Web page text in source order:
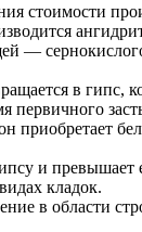
стоимости
—
в
первичного
приобретает
и превышает
кладок.
в области